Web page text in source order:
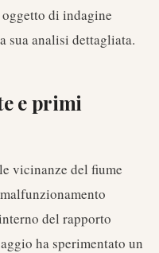
di indagine
sua analisi dettagliata.
e primi
vicinanze del fiume
del rapporto
ha sperimentato un